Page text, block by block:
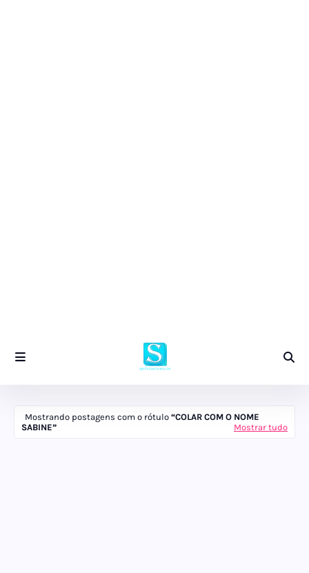
Mostrando postagens com o rótulo COLAR COM O NOME
SABINE
Mostrar tudo